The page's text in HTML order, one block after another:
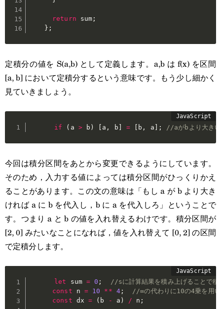
return sum ;
} ;
定積分の値を S(a,b) として定義します。a,b は f(x) を区間
[a, b] において定積分するという意味です。もう少し細かく
見ていきましょう。
if ( a > b ) a , b = b , a ; //aがbより大き
今回は積分区間をあとから変更できるようにしています。
そのため，入力する値によっては積分区間がひっくりかえ
ることがあります。この文の意味は「もし a が b より大き
ければ a に b を代入し，b に a を代入しろ」ということで
す。つまり a と b の値を入れ替えるわけです。積分区間が
[2, 0] みたいなことになれば，値を入れ替えて [0, 2] の区間
で定積分します。
let sum = 0 ;
//sに計算結果を積み上げることで積
const n = 10 ** 4;
//∞の代わりに10の4乗を用
const dx = ( b - a ) / n ;